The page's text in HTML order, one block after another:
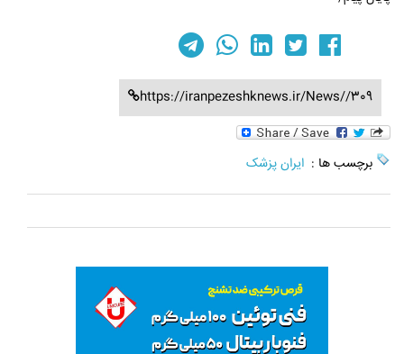
https://iranpezeshknews.ir/News//309
برچسب ها : ایران پزشک